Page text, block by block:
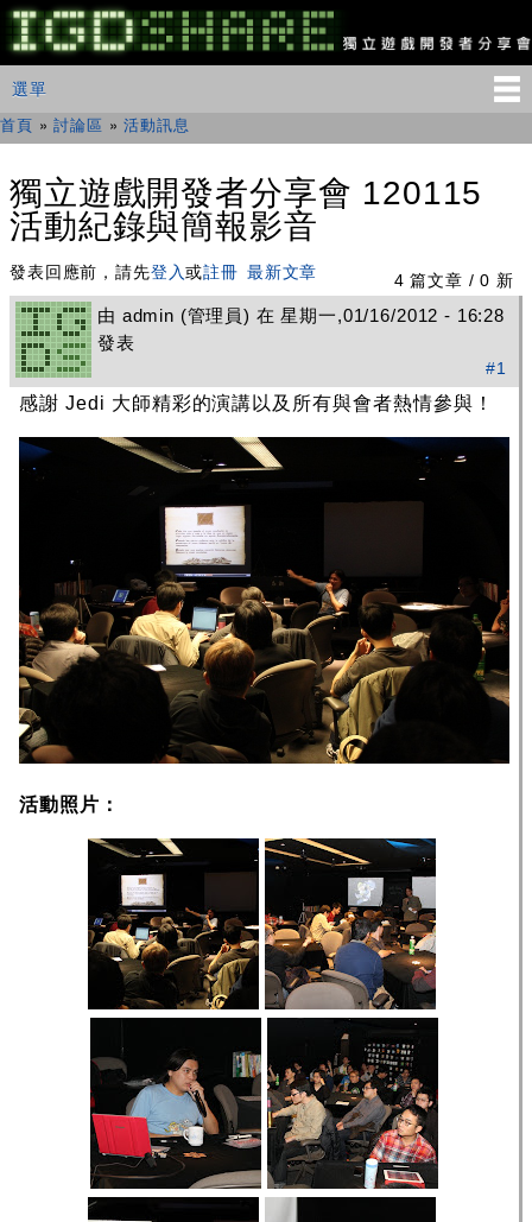
移
至
主
IGDSHARE
獨
遊
發
者
分
會
主選單
選單
您在這裡
首頁 »討論區 »活動訊息
獨立遊戲開發者分享會 120115
活動紀錄與簡報影音
4 篇文章 / 0 新
發表回應前，請先登入或註冊 最新文章
由 admin (管理員) 在 星期一,01/16/2012 - 16:28
發表
#1
感謝 Jedi 大師精彩的演講以及所有與會者熱情參與！
活動照片：